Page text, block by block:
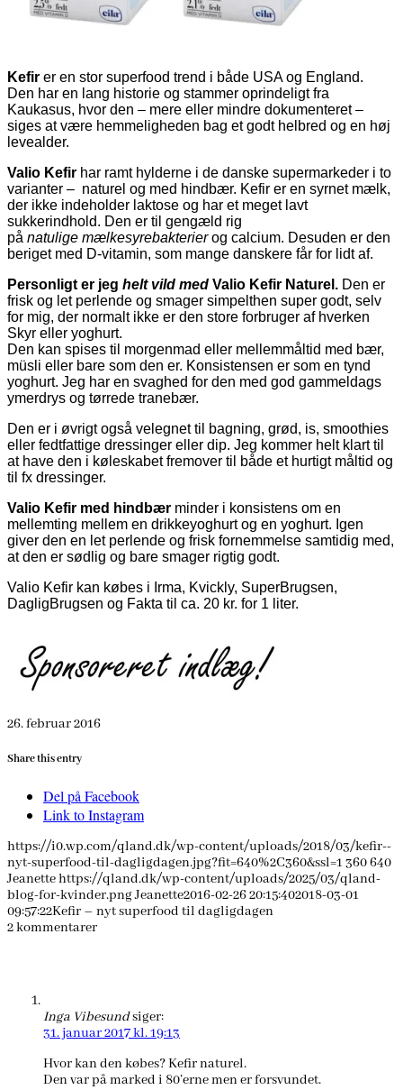
Kefir er en stor superfood trend i både USA og England.
Den har en lang historie og stammer oprindeligt fra
Kaukasus, hvor den – mere eller mindre dokumenteret –
siges at være hemmeligheden bag et godt helbred og en høj
levealder.
Valio Kefir har ramt hylderne i de danske supermarkeder i to
varianter – naturel og med hindbær. Kefir er en syrnet mælk,
der ikke indeholder laktose og har et meget lavt
sukkerindhold. Den er til gengæld rig
på natulige mælkesyrebakterierog calcium. Desuden er den
beriget med D-vitamin, som mange danskere får for lidt af.
Personligt er jeg helt vild med Valio Kefir Naturel. Den er
frisk og let perlende og smager simpelthen super godt, selv
for mig, der normalt ikke er den store forbruger af hverken
Skyr eller yoghurt.
Den kan spises til morgenmad eller mellemmåltid med bær,
müsli eller bare som den er. Konsistensen er som en tynd
yoghurt. Jeg har en svaghed for den med god gammeldags
ymerdrys og tørrede tranebær.
Den er i øvrigt også velegnet til bagning, grød, is, smoothies
eller fedtfattige dressinger eller dip. Jeg kommer helt klart til
at have den i køleskabet fremover til både et hurtigt måltid og
til fx dressinger.
Valio Kefir med hindbær minder i konsistens om en
mellemting mellem en drikkeyoghurt og en yoghurt. Igen
giver den en let perlende og frisk fornemmelse samtidig med,
at den er sødlig og bare smager rigtig godt.
Valio Kefir kan købes i Irma, Kvickly, SuperBrugsen,
DagligBrugsen og Fakta til ca. 20 kr. for 1 liter.
26. februar 2016
Share this entry
Del på Facebook
Link to Instagram
https://i0.wp.com/qland.dk/wp-content/uploads/2018/03/kefir--
nyt-superfood-til-dagligdagen.jpg?fit=640%2C360&ssl=1 360640
Jeanettehttps://qland.dk/wp-content/uploads/2025/03/qland-
blog-for-kvinder.pngJeanette2016-02-26 20:15:402018-03-01
09:57:22Kefir – nyt superfood til dagligdagen
2kommentarer
Inga Vibesundsiger:
31. januar 2017 kl. 19:13
Hvor kan den købes? Kefir naturel.
Den var på marked i 80’erne men er forsvundet.